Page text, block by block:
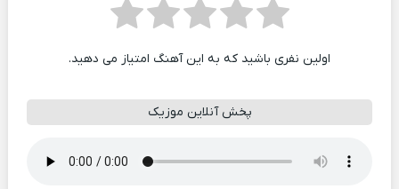
اولین نفری باشید که به این آهنگ امتیاز می دهید.
پخش آنلاین موزیک